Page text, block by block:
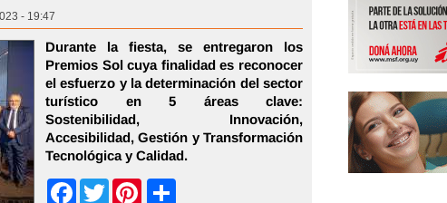
- 19:47
Durante la fiesta, se entregaron los
Premios Sol cuya finalidad es reconocer
el esfuerzo y la determinación del sector
turístico en 5 áreas clave:
Sostenibilidad, Innovación,
Accesibilidad, Gestión y Transformación
Tecnológica y Calidad.
FacebookTwitter Pinterest